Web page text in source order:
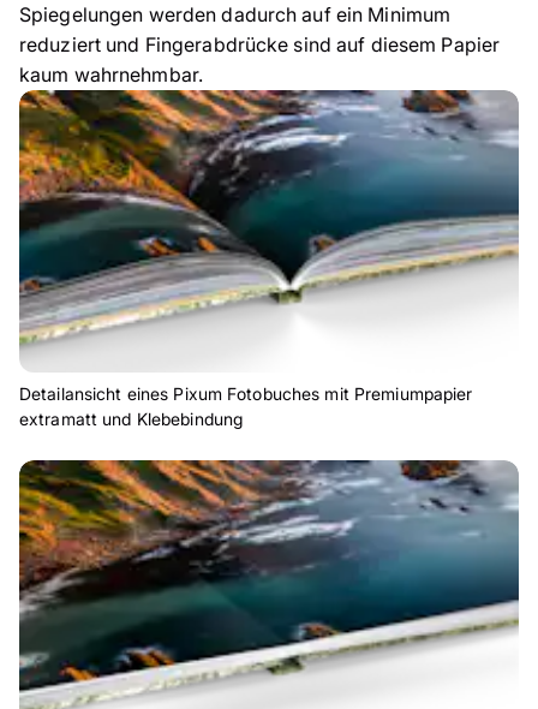
Spiegelungen werden dadurch auf ein Minimum
reduziert und Fingerabdrücke sind auf diesem Papier
kaum wahrnehmbar.
Detailansicht eines Pixum Fotobuches mit Premiumpapier
extramatt und Klebebindung